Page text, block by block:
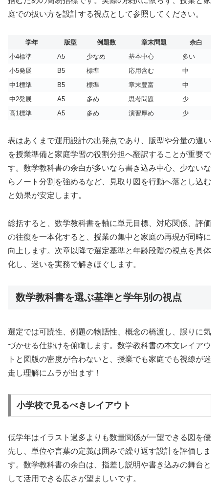
庭での扱い方を設計する視点として参照してください。
学年 版型 例題数 章末問題
余白
小4標準
A5 少なめ 基本中心
多い
小5発展
B5 標準 応用含む
中
中1標準
B5 標準 章末豊富
中
中2発展
A5 多め 思考問題
少
高1標準
A5 多め 演習厚め 少
表はあくまで運用設計の出発点であり、版型や分量の違い
を授業準備と家庭学習の役割分担へ翻訳することが重要で
す。数学教科書の余白が多いなら書き込み中心、少ないな
らノート分割を強めるなど、見取り図を行動へ落とし込む
と効果が安定します。
総括すると、数学教科書を軸に単元目標、対応関係、評価
の往復を一本化すると、授業の集中と家庭の再現が同時に
向上します。次章以降で選定基準と年齢段階の視点を具体
化し、迷いを実務で解きほぐします。
数学教科書を選ぶ基準と学年別の視点
選定では可読性、例題の物語性、概念の橋渡し、誤りに気
づかせる仕掛けを俯瞰します。数学教科書の本文レイアウ
トと図版の密度が合わないと、授業でも家庭でも視線が迷
走し理解にムラが出ます！
小学校で見るべきレイアウト
低学年はイラスト過多よりも数量関係が一望できる図を優
先し、単位や言葉の定義は囲みで繰り返す設計を評価しま
す。数学教科書の余白は、指差し説明や書き込みの舞台と
して活用できる広さが望ましいです。